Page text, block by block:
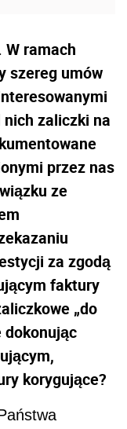
ramach
szereg umów
zaliczki na
przez nas
ze
za zgodą
faktury
„do
dokonując
korygujące?